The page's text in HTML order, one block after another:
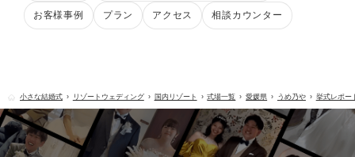
お客様事例 プラン アクセス 相談カウンター
小さな結婚式 リゾートウェディング 国内リゾート 式場一覧 愛媛県 うめ乃や 挙式レポー